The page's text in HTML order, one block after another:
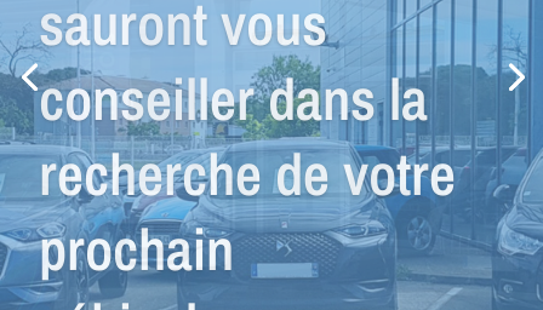
Nous avons le
véhicule que vous
cherchez...